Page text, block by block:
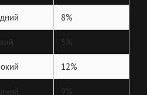
8%
5%
12%
9%